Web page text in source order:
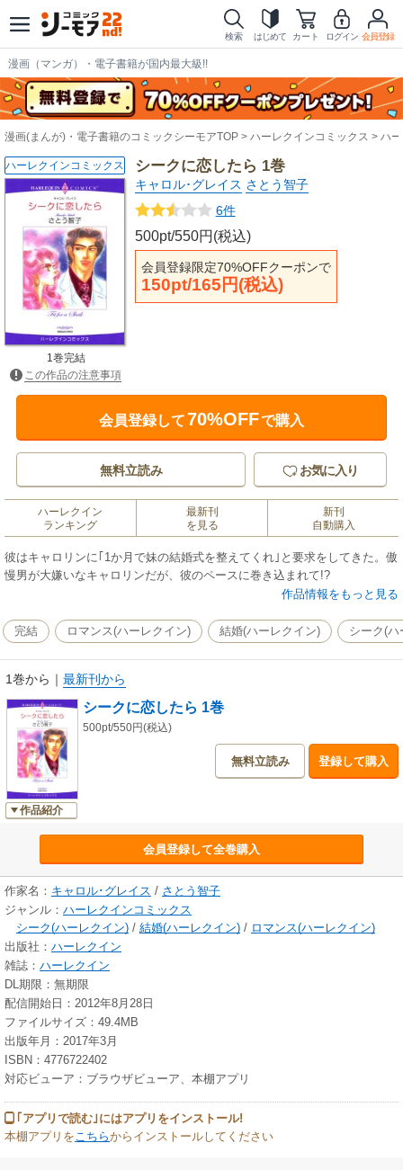
検索 はじめて カート ログイン 会員登録
漫画（マンガ）・電子書籍が国内最大級!!
漫画(まんが)・電子書籍のコミックシーモアTOP ハーレクインコミックス ハ
シークに恋したら 1巻
キャロル･グレイス さとう智子
6件
500pt/550円(税込)
会員登録限定70%OFFクーポンで
150pt/165円(税込)
ハーレクインコミックス
1巻完結
この作品の注意事項
会員登録して70%OFFで購入
無料立読み お気に入り
ハーレクイン
ランキング
最新刊
を見る
新刊
自動購入
彼はキャロリンに｢1か月で妹の結婚式を整えてくれ｣と要求をしてきた。傲
慢男が大嫌いなキャロリンだが、彼のペースに巻き込まれて!?
作品情報をもっと見る
完結 ロマンス(ハーレクイン) 結婚(ハーレクイン) シーク(ハ
1巻から ｜ 最新刊から
作品紹介
シークに恋したら 1巻
500pt/550円(税込)
無料立読み 登録して購入
会員登録して全巻購入
作家名： キャロル･グレイス / さとう智子
ジャンル： ハーレクインコミックス
シーク(ハーレクイン) / 結婚(ハーレクイン) / ロマンス(ハーレクイン)
出版社： ハーレクイン
雑誌： ハーレクイン
DL期限：無期限
配信開始日：2012年8月28日
ファイルサイズ：49.4MB
出版年月：2017年3月
ISBN：4776722402
対応ビューア：ブラウザビューア、本棚アプリ
｢アプリで読む｣にはアプリをインストール!
本棚アプリをこちらからインストールしてください